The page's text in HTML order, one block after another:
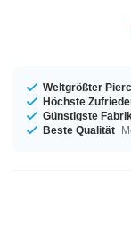
Weltgrößter
Höchste
Günstigste
Beste Qualität